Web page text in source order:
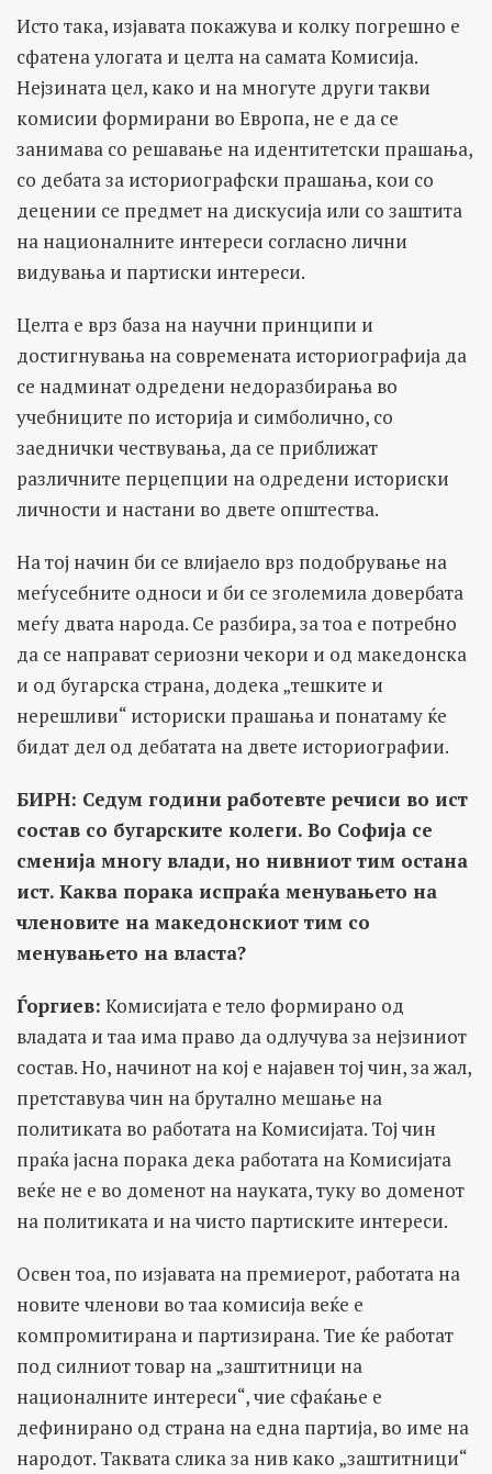
Исто така, изјавата покажува и колку погрешно е
сфатена улогата и целта на самата Комисија.
Нејзината цел, како и на многуте други такви
комисии формирани во Европа, не е да се
занимава со решавање на идентитетски прашања,
со дебата за историографски прашања, кои со
децении се предмет на дискусија или со заштита
на националните интереси согласно лични
видувања и партиски интереси.
Целта е врз база на научни принципи и
достигнувања на современата историографија да
се надминат одредени недоразбирања во
учебниците по историја и симболично, со
заеднички чествувања, да се приближат
различните перцепции на одредени историски
личности и настани во двете општества.
На тој начин би се влијаело врз подобрување на
меѓусебните односи и би се зголемила довербата
меѓу двата народа. Се разбира, за тоа е потребно
да се направат сериозни чекори и од македонска
и од бугарска страна, додека „тешките и
нерешливи“ историски прашања и понатаму ќе
бидат дел од дебатата на двете историографии.
БИРН: Седум години работевте речиси во ист
состав со бугарските колеги. Во Софија се
сменија многу влади, но нивниот тим остана
ист. Каква порака испраќа менувањето на
членовите на македонскиот тим со
менувањето на власта?
Ѓоргиев: Комисијата е тело формирано од
владата и таа има право да одлучува за нејзиниот
состав. Но, начинот на кој е најавен тој чин, за жал,
претставува чин на брутално мешање на
политиката во работата на Комисијата. Тој чин
праќа јасна порака дека работата на Комисијата
веќе не е во доменот на науката, туку во доменот
на политиката и на чисто партиските интереси.
Освен тоа, по изјавата на премиерот, работата на
новите членови во таа комисија веќе е
компромитирана и партизирана. Тие ќе работат
под силниот товар на „заштитници на
националните интереси“, чие сфаќање е
дефинирано од страна на една партија, во име на
народот. Таквата слика за нив како „заштитници“